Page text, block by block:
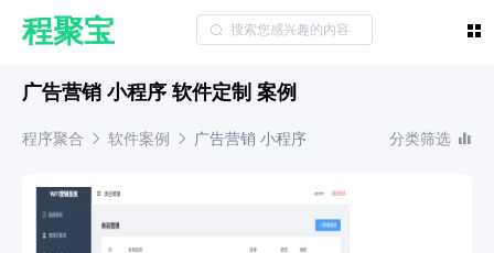
程聚宝
广告营销 小程序 软件定制 案例
程序聚合 软件案例 广告营销 小程序 分类筛选